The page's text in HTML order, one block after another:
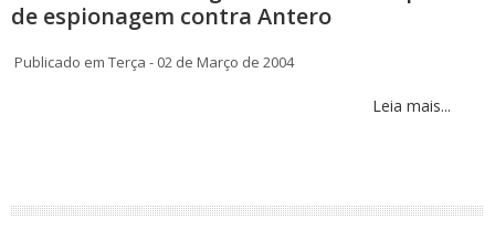
de espionagem contra Antero
Publicado em Terça - 02 de Março de 2004
Leia mais...